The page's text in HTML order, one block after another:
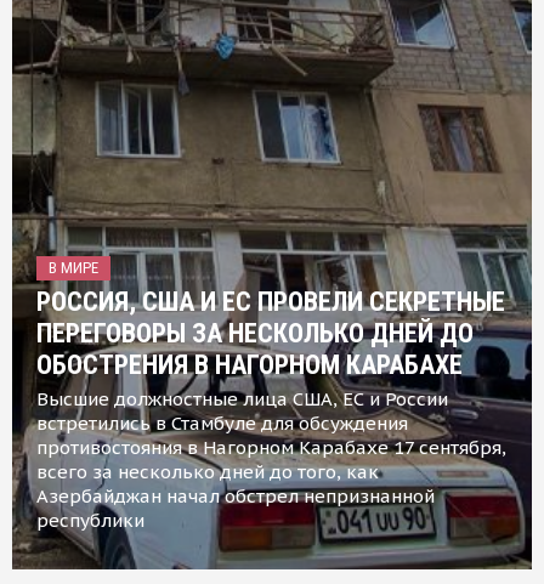
В МИРЕ
РОССИЯ, США И ЕС ПРОВЕЛИ СЕКРЕТНЫЕ
ПЕРЕГОВОРЫ ЗА НЕСКОЛЬКО ДНЕЙ ДО
ОБОСТРЕНИЯ В НАГОРНОМ КАРАБАХЕ
Высшие должностные лица США, ЕС и России
встретились в Стамбуле для обсуждения
противостояния в Нагорном Карабахе 17 сентября,
всего за несколько дней до того, как
Азербайджан начал обстрел непризнанной
республики